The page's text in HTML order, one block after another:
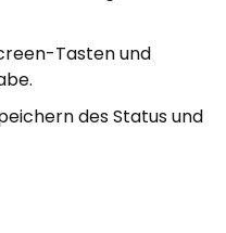
Tasten und
des Status und